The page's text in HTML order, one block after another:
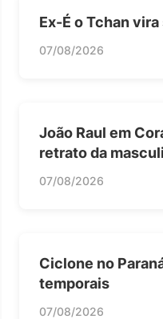
Ex-É o Tchan
07/08/2026
João Raul em
retrato da
07/08/2026
Ciclone no
temporais
07/08/2026